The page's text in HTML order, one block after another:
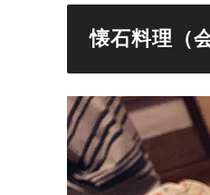
懐石料理（